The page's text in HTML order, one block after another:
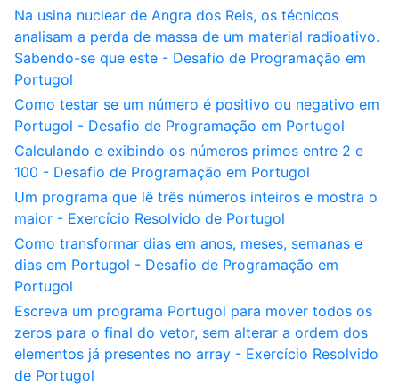
Na usina nuclear de Angra dos Reis, os técnicos
analisam a perda de massa de um material radioativo.
Sabendo-se que este - Desafio de Programação em
Portugol
Como testar se um número é positivo ou negativo em
Portugol - Desafio de Programação em Portugol
Calculando e exibindo os números primos entre 2 e
100 - Desafio de Programação em Portugol
Um programa que lê três números inteiros e mostra o
maior - Exercício Resolvido de Portugol
Como transformar dias em anos, meses, semanas e
dias em Portugol - Desafio de Programação em
Portugol
Escreva um programa Portugol para mover todos os
zeros para o final do vetor, sem alterar a ordem dos
elementos já presentes no array - Exercício Resolvido
de Portugol